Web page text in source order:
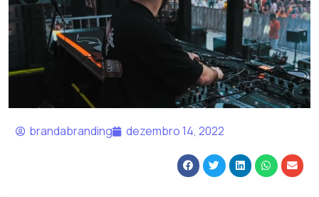
brandabranding dezembro 14, 2022